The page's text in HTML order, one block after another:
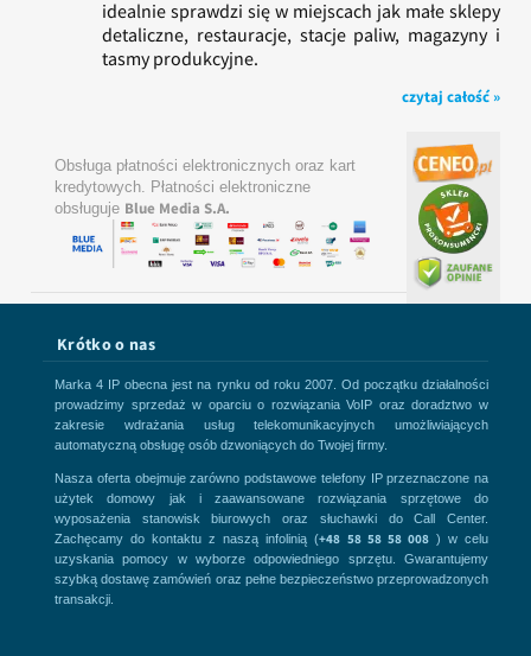
idealnie sprawdzi się w miejscach jak małe sklepy
detaliczne, restauracje, stacje paliw, magazyny i
tasmy produkcyjne.
czytaj całość »
Obsługa płatności elektronicznych oraz kart
kredytowych. Płatności elektroniczne
obsługuje Blue Media S.A.
Krótko o nas
Marka 4 IP obecna jest na rynku od roku 2007. Od początku działalności
prowadzimy sprzedaż w oparciu o rozwiązania VoIP oraz doradztwo w
zakresie wdrażania usług telekomunikacyjnych umożliwiających
automatyczną obsługę osób dzwoniących do Twojej firmy.
Nasza oferta obejmuje zarówno podstawowe telefony IP przeznaczone na
użytek domowy jak i zaawansowane rozwiązania sprzętowe do
wyposażenia stanowisk biurowych oraz słuchawki do Call Center.
Zachęcamy do kontaktu z naszą infolinią (+48 58 58 58 008) w celu
uzyskania pomocy w wyborze odpowiedniego sprzętu. Gwarantujemy
szybką dostawę zamówień oraz pełne bezpieczeństwo przeprowadzonych
transakcji.